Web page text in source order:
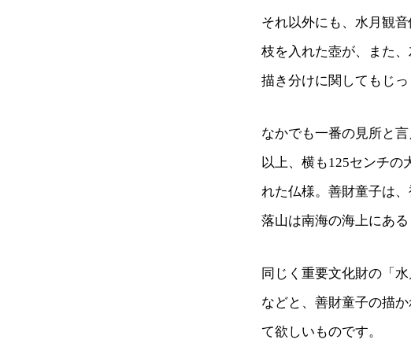
それ以外にも、水月観
枝を入れた壺が、また
描き分けに関してもじ
なかでも一番の見所と
以上、横も125センチの
れた仏様。善財童子は
落山は南海の海上にあ
同じく重要文化財の「
などと、善財童子の描
て欲しいものです。